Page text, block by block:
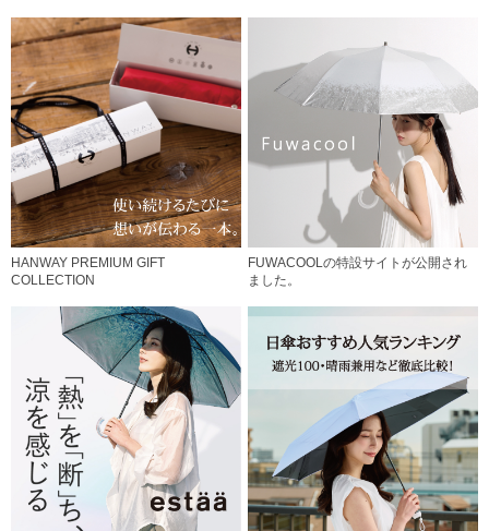
HANWAY PREMIUM GIFT
COLLECTION
FUWACOOLの特設サイトが公開され
ました。